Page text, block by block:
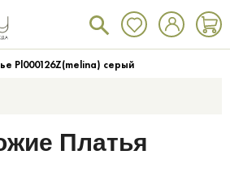
Pl000126Z(melina) серый
Платья